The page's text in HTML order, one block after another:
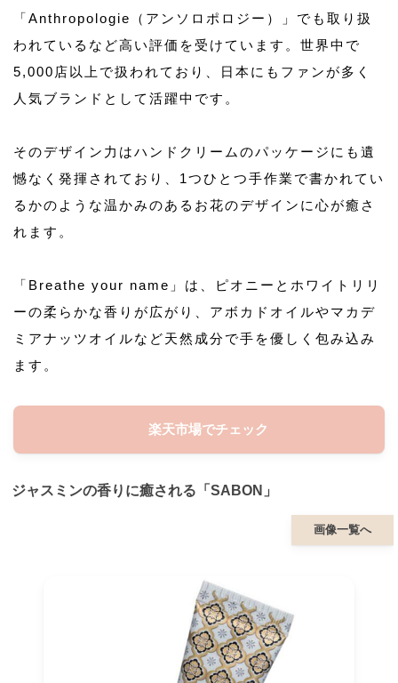
「Anthropologie（アンソロポロジー）」でも取り扱
われているなど高い評価を受けています。世界中で
5,000店以上で扱われており、日本にもファンが多く
人気ブランドとして活躍中です。
そのデザイン力はハンドクリームのパッケージにも遺
憾なく発揮されており、1つひとつ手作業で書かれてい
るかのような温かみのあるお花のデザインに心が癒さ
れます。
「Breathe your name」は、ピオニーとホワイトリリ
ーの柔らかな香りが広がり、アボカドオイルやマカデ
ミアナッツオイルなど天然成分で手を優しく包み込み
ます。
楽天市場でチェック
ジャスミンの香りに癒される「SABON」
画像一覧へ